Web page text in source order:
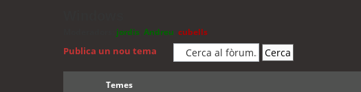
jordis Andreu cubells
Publica un nou tema
Temes